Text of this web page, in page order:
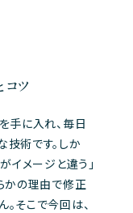
コツ
手に入れ、毎日
術です。しか
イメージと違う」
かの理由で修正
そこで今回は、